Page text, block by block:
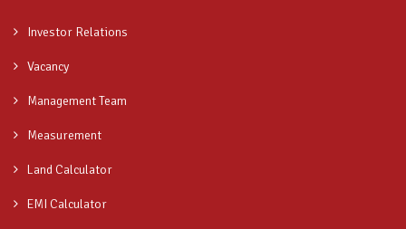
Investor Relations
Vacancy
Management Team
Measurement
Land Calculator
EMI Calculator